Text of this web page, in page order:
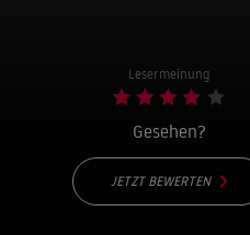
Lesermeinung
Gesehen?
JETZT BEWERTEN